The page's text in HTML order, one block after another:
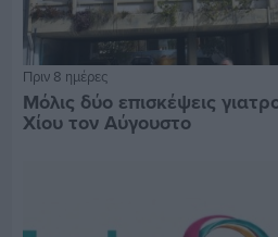
Πριν 8 ημέρες
Μόλις δύο επισκέψεις
Χίου τον Αύγουστο